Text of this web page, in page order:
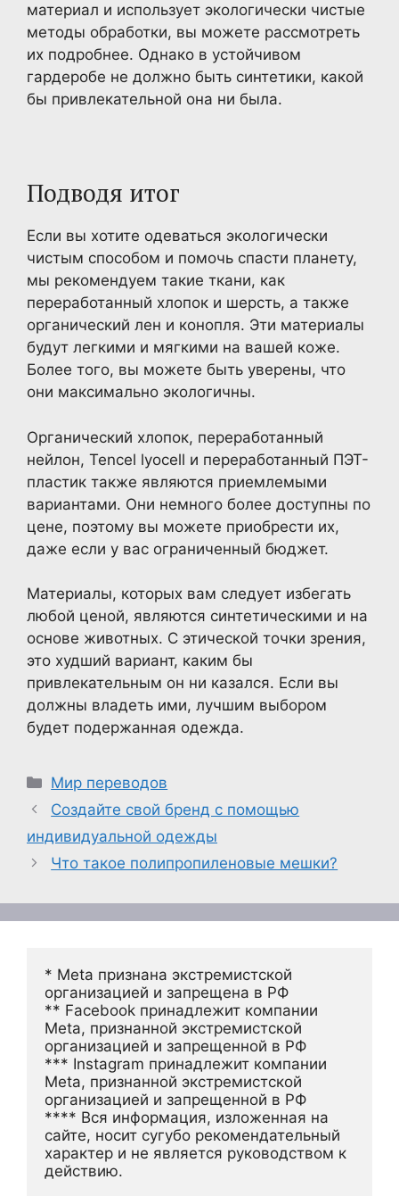
материал и использует экологически чистые
методы обработки, вы можете рассмотреть
их подробнее. Однако в устойчивом
гардеробе не должно быть синтетики, какой
бы привлекательной она ни была.
Подводя итог
Если вы хотите одеваться экологически
чистым способом и помочь спасти планету,
мы рекомендуем такие ткани, как
переработанный хлопок и шерсть, а также
органический лен и конопля. Эти материалы
будут легкими и мягкими на вашей коже.
Более того, вы можете быть уверены, что
они максимально экологичны.
Органический хлопок, переработанный
нейлон, Tencel lyocell и переработанный ПЭТ-
пластик также являются приемлемыми
вариантами. Они немного более доступны по
цене, поэтому вы можете приобрести их,
даже если у вас ограниченный бюджет.
Материалы, которых вам следует избегать
любой ценой, являются синтетическими и на
основе животных. С этической точки зрения,
это худший вариант, каким бы
привлекательным он ни казался. Если вы
должны владеть ими, лучшим выбором
будет подержанная одежда.
Рубрики
Мир переводов
Создайте свой бренд с помощью
индивидуальной одежды
Что такое полипропиленовые мешки?
* Meta признана экстремистской
организацией и запрещена в РФ
** Facebook принадлежит компании
Meta, признанной экстремистской
организацией и запрещенной в РФ
*** Instagram принадлежит компании
Meta, признанной экстремистской
организацией и запрещенной в РФ
**** Вся информация, изложенная на
сайте, носит сугубо рекомендательный
характер и не является руководством к
действию.